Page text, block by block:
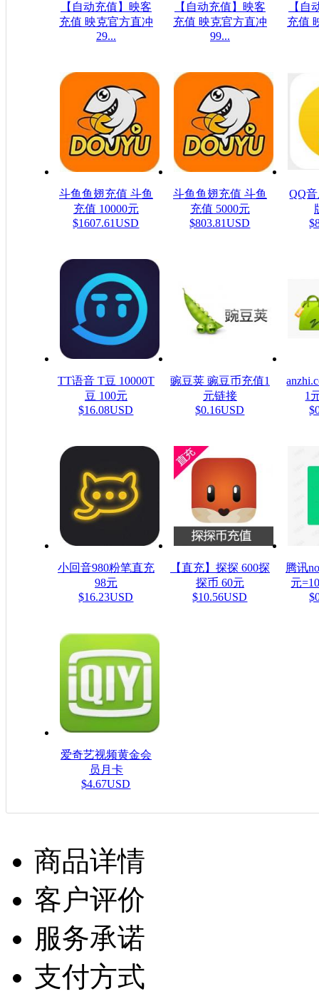
【自动充值】映客
充值 映克官方直冲
29...
【自动充值】映客
充值 映克官方直冲
99...
【自
充值
斗鱼鱼翅充值 斗鱼
充值 10000元
$1607.61USD
斗鱼鱼翅充值 斗鱼
充值 5000元
$803.81USD
QQ
TT语音 T豆 10000T
豆 100元
$16.08USD
豌豆荚 豌豆币充值1
元链接
$0.16USD
1
小回音980粉笔直充
98元
$16.23USD
【直充】探探 600探
探币 60元
$10.56USD
腾讯
元
爱奇艺视频黄金会
员月卡
$4.67USD
商品详情
客户评价
服务承诺
支付方式